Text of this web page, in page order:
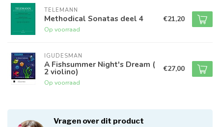
TELEMANN
Methodical Sonatas deel 4
Op voorraad
€21,20
IGUDESMAN
A Fishsummer Night's Dream (
2 violino)
Op voorraad
€27,00
Vragen over dit product